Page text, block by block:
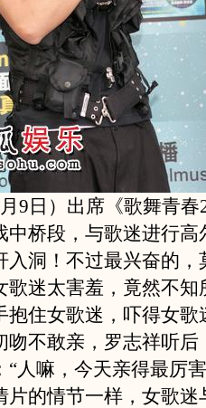
日）出席《歌舞青春
中桥段，与歌迷进行高
入洞！不过最兴奋的，
歌迷太害羞，竟然不知
抱住女歌迷，吓得女歌
吻不敢亲，罗志祥听后
人嘛，今天亲得最厉
片的情节一样，女歌迷